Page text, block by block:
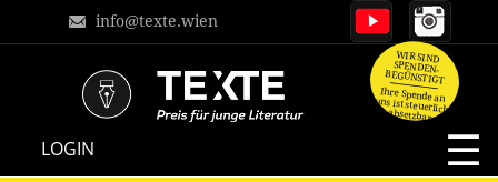
info@texte.wien
LOGIN
WIR SIND
SPENDEN-
BEGÜNSTIGT
Ihre Spende an
uns ist steuerlich
absetzbar.